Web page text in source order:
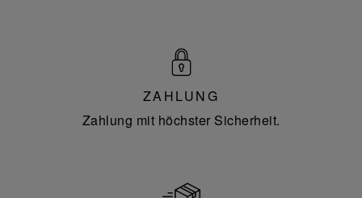
ZAHLUNG
Zahlung mit höchster Sicherheit.